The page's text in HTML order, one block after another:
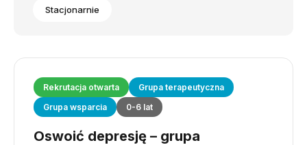
Stacjonarnie
Rekrutacja otwarta
Grupa terapeutyczna
Grupa wsparcia
0-6 lat
Oswoić depresję – grupa